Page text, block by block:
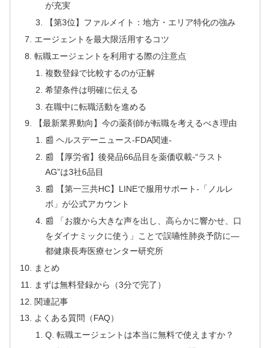
が充実
【第3位】ファルメイト：地方・エリア特化の強み
エージェントを最大限活用するコツ
転職エージェントを利用する際の注意点
複数登録で比較するのが正解
希望条件は明確に伝える
在職中に転職活動を進める
【最新業界動向】今の薬剤師が転職を考えるべき理由
📰 ヘルスデーニュース‐FDA関連‐
📰 【厚労省】後発品66品目を薬価収載‐“ラスト
AG”は3社6品目
📰 【第一三共HC】LINEで服用サポート‐「ノルレ
ボ」が公式アカウント
📰 「お腹から大きな声を出し、高らかに響かせ、口
をダイナミックに使う」ことで誤嚥性肺炎予防に―
都健康長寿医療センター研究所
まとめ
まずは無料登録から（3分で完了）
関連記事
よくある質問（FAQ）
Q. 転職エージェントは本当に無料で使えますか？